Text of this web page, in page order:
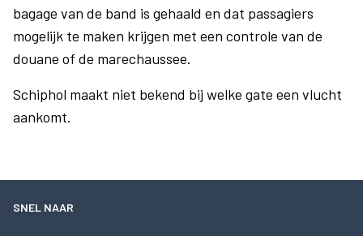
bagage van de band is gehaald en dat passagiers
mogelijk te maken krijgen met een controle van de
douane of de marechaussee.
Schiphol maakt niet bekend bij welke gate een vlucht
aankomt.
SNEL NAAR